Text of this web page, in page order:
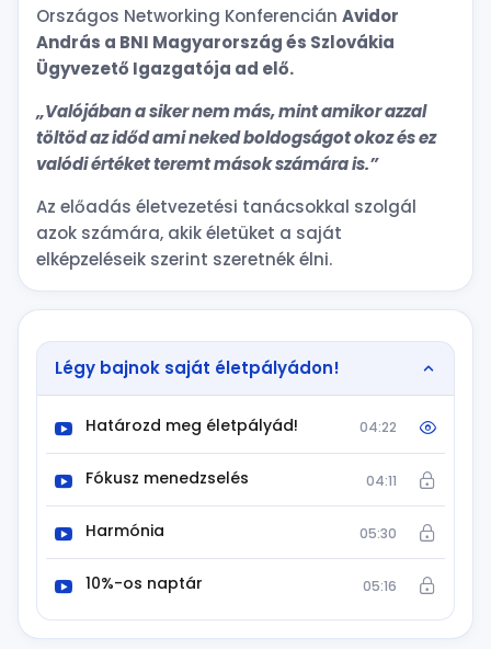
Országos Networking Konferencián Avidor
András a BNI Magyarország és Szlovákia
Ügyvezető Igazgatója ad elő.
„Valójában a siker nem más, mint amikor azzal
töltöd az időd ami neked boldogságot okoz és ez
valódi értéket teremt mások számára is.”
Az előadás életvezetési tanácsokkal szolgál
azok számára, akik életüket a saját
elképzeléseik szerint szeretnék élni.
Légy bajnok saját életpályádon!
Határozd meg életpályád! 04:22
Fókusz menedzselés 04:11
Harmónia 05:30
10%-os naptár 05:16